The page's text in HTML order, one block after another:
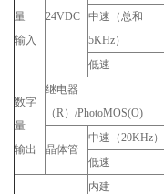
量
输入
24VDC
中速（总和
5KHz）
低速
数字
量
输出
继电器
（R）/PhotoMOS(O)
晶体管
中速（20KHz）
低速
内建